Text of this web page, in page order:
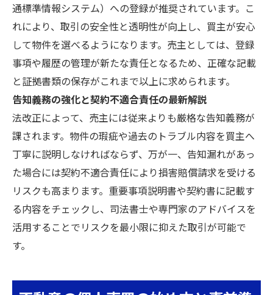
通標準情報システム）への登録が推奨されています。こ
れにより、取引の安全性と透明性が向上し、買主が安心
して物件を選べるようになります。売主としては、登録
事項や履歴の管理が新たな責任となるため、正確な記載
と証拠書類の保存がこれまで以上に求められます。
告知義務の強化と契約不適合責任の最新解説
法改正によって、売主には従来よりも厳格な告知義務が
課されます。物件の瑕疵や過去のトラブル内容を買主へ
丁寧に説明しなければならず、万が一、告知漏れがあっ
た場合には契約不適合責任により損害賠償請求を受ける
リスクも高まります。重要事項説明書や契約書に記載す
る内容をチェックし、司法書士や専門家のアドバイスを
活用することでリスクを最小限に抑えた取引が可能で
す。